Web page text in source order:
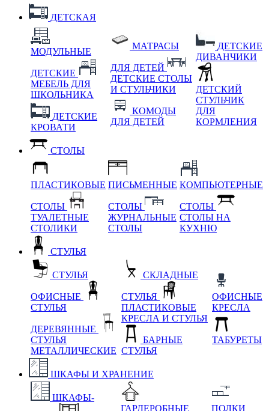
ДЕТСКАЯ
МОДУЛЬНЫЕ
ДЕТСКИЕ
МЕБЕЛЬ ДЛЯ
ШКОЛЬНИКА
ДЕТСКИЕ
КРОВАТИ
МАТРАСЫ
ДЛЯ ДЕТЕЙ
ДЕТСКИЕ СТОЛЫ
И СТУЛЬЧИКИ
КОМОДЫ
ДЛЯ ДЕТЕЙ
ДЕТСКИЕ
ДИВАНЧИКИ
ДЕТСКИЙ
СТУЛЬЧИК
ДЛЯ
КОРМЛЕНИЯ
СТОЛЫ
ПЛАСТИКОВЫЕ
СТОЛЫ
ТУАЛЕТНЫЕ
СТОЛИКИ
ПИСЬМЕННЫЕ
СТОЛЫ
ЖУРНАЛЬНЫЕ
СТОЛЫ
КОМПЬЮТЕРНЫЕ
СТОЛЫ
СТОЛЫ НА
КУХНЮ
СТУЛЬЯ
СТУЛЬЯ
ОФИСНЫЕ
СТУЛЬЯ
ДЕРЕВЯННЫЕ
СТУЛЬЯ
МЕТАЛЛИЧЕСКИЕ
СКЛАДНЫЕ
СТУЛЬЯ
ПЛАСТИКОВЫЕ
КРЕСЛА И СТУЛЬЯ
БАРНЫЕ
СТУЛЬЯ
ОФИСНЫЕ
КРЕСЛА
ТАБУРЕТЫ
ШКАФЫ И ХРАНЕНИЕ
ШКАФЫ-
ГАРДЕРОБНЫЕ
ПОЛКИ